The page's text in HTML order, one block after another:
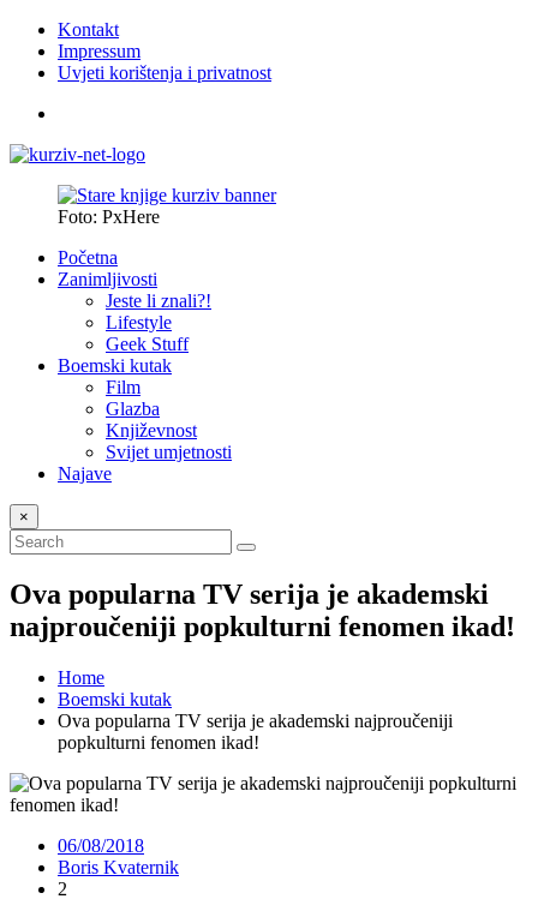
Kontakt
Impressum
Uvjeti korištenja i privatnost
Foto: PxHere
Početna
Zanimljivosti
Jeste li znali?!
Lifestyle
Geek Stuff
Boemski kutak
Film
Glazba
Književnost
Svijet umjetnosti
Najave
×
Ova popularna TV serija je akademski
najproučeniji popkulturni fenomen ikad!
Home
Boemski kutak
Ova popularna TV serija je akademski najproučeniji
popkulturni fenomen ikad!
06/08/2018
Boris Kvaternik
2